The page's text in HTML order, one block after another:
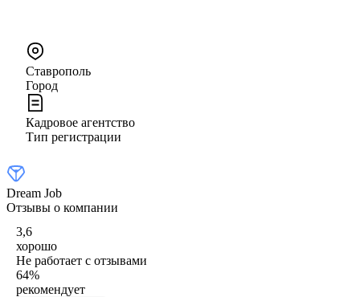
Ставрополь
Город
Кадровое агентство
Тип регистрации
Dream Job
Отзывы о компании
3,6
хорошо
Не работает с отзывами
64%
рекомендует